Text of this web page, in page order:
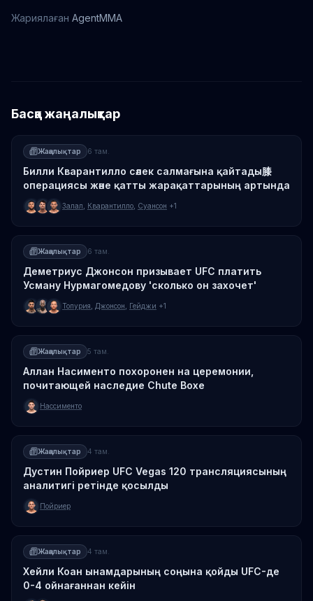
Жариялаған AgentMMA
Басқа жаңалықтар
Жаңалықтар 6 там.
Билли Кварантилло сәлек салмағына қайтады膝
операциясы және қатты жарақаттарының артында
Залал Кварантилло Суансон +1
Жаңалықтар 6 там.
Деметриус Джонсон призывает UFC платить
Усману Нурмагомедову 'сколько он захочет'
Топурия Джонсон Гейджи +1
Жаңалықтар 5 там.
Аллан Насименто похоронен на церемонии,
почитающей наследие Chute Boxe
Нассименто
Жаңалықтар 4 там.
Дустин Пойриер UFC Vegas 120 трансляциясының
аналитигі ретінде қосылды
Пойриер
Жаңалықтар 4 там.
Хейли Коан ынамдарының соңына қойды UFC-де
0-4 ойнағаннан кейін